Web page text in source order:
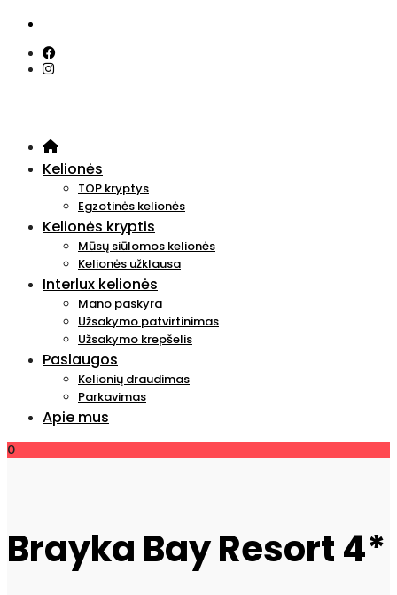
Kelionės
TOP kryptys
Egzotinės kelionės
Kelionės kryptis
Mūsų siūlomos kelionės
Kelionės užklausa
Interlux kelionės
Mano paskyra
Užsakymo patvirtinimas
Užsakymo krepšelis
Paslaugos
Kelionių draudimas
Parkavimas
Apie mus
0
Brayka Bay Resort 4*